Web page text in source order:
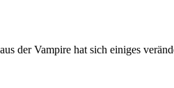
der Vampire hat sich einiges